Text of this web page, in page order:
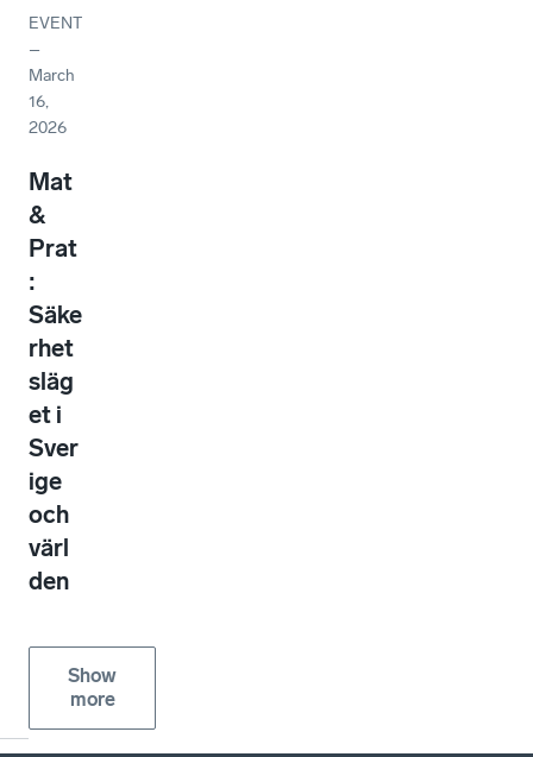
EVENT
–
March
16,
2026
Mat
&
Prat
:
Säke
rhet
släg
et i
Sver
ige
och
värl
den
Show
more